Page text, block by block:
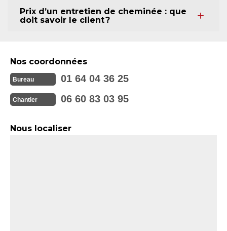
Prix d’un entretien de cheminée : que
doit savoir le client ?
Nos coordonnées
Bureau 01 64 04 36 25
Chantier 06 60 83 03 95
Nous localiser